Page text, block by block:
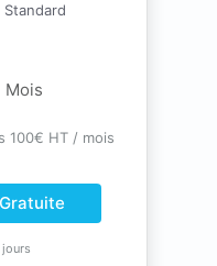
Mois
100€ HT / mois